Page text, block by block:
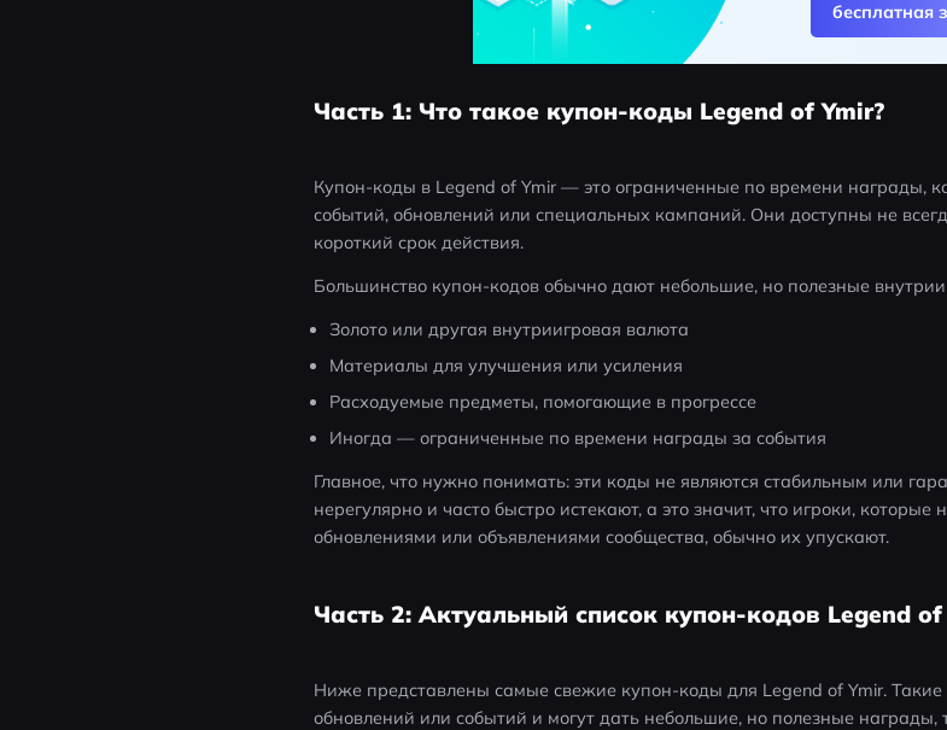
бесплатная
Часть 1: Что такое купон-коды Legend of Ymir?
Купон-коды в Legend of Ymir — это ограниченные по времени награды,
событий, обновлений или специальных кампаний. Они доступны не
короткий срок действия.
Большинство купон-кодов обычно дают небольшие, но полезные
Золото или другая внутриигровая валюта
Материалы для улучшения или усиления
Расходуемые предметы, помогающие в прогрессе
Иногда — ограниченные по времени награды за события
Главное, что нужно понимать: эти коды не являются стабильным или
нерегулярно и часто быстро истекают, а это значит, что игроки,
обновлениями или объявлениями сообщества, обычно их упускают.
Часть 2: Актуальный список купон-кодов Legend
Ниже представлены самые свежие купон-коды для Legend of Ymir.
обновлений или событий и могут дать небольшие, но полезные